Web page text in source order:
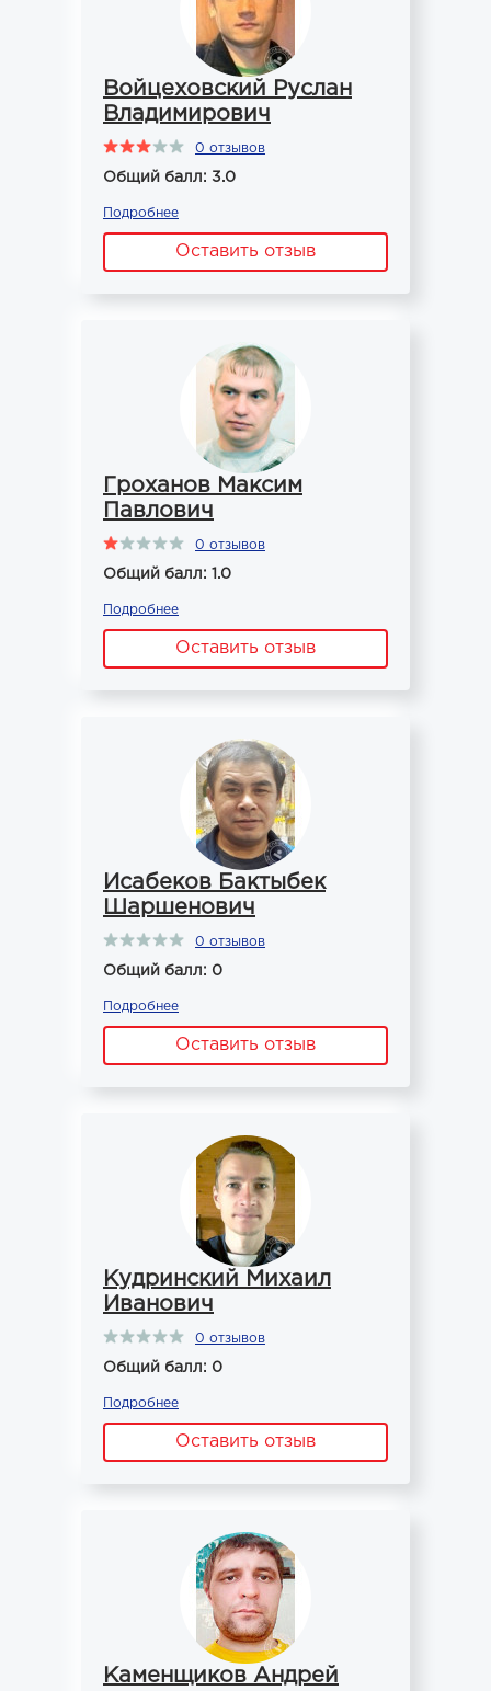
Войцеховский Руслан
Владимирович
0 отзывов
Общий балл: 3.0
Подробнее
Оставить отзыв
Гроханов Максим
Павлович
0 отзывов
Общий балл: 1.0
Подробнее
Оставить отзыв
Исабеков Бактыбек
Шаршенович
0 отзывов
Общий балл: 0
Подробнее
Оставить отзыв
Кудринский Михаил
Иванович
0 отзывов
Общий балл: 0
Подробнее
Оставить отзыв
Каменщиков Андрей